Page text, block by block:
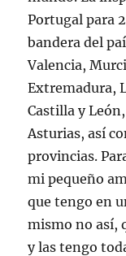
Portugal para
bandera del
Valencia,
Extremadura,
Castilla y
Asturias, así
provincias.
mi pequeño
que tengo en
mismo no así,
y las tengo